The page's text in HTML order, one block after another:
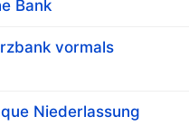
Bank
vormals
Niederlassung